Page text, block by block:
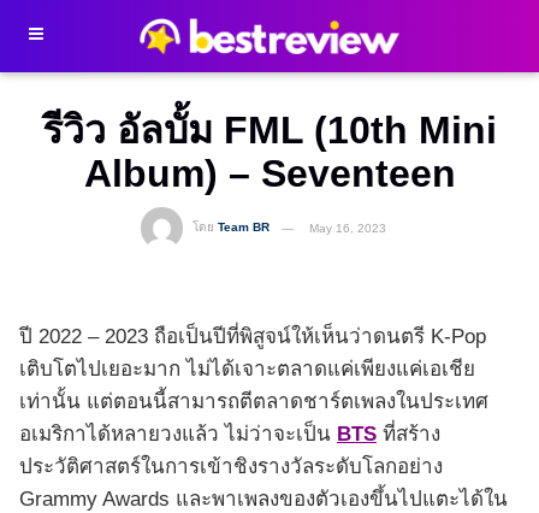
รีวิว อัลบั้ม FML (10th Mini
Album) – Seventeen
โดย Team BR May 16, 2023
ปี 2022 – 2023 ถือเป็นปีที่พิสูจน์ให้เห็นว่าดนตรี K-Pop
เติบโตไปเยอะมาก ไม่ได้เจาะตลาดแค่เพียงแค่เอเชีย
เท่านั้น แต่ตอนนี้สามารถตีตลาดชาร์ตเพลงในประเทศ
อเมริกาได้หลายวงแล้ว ไม่ว่าจะเป็น BTS ที่สร้าง
ประวัติศาสตร์ในการเข้าชิงรางวัลระดับโลกอย่าง
Grammy Awards และพาเพลงของตัวเองขึ้นไปแตะได้ใน